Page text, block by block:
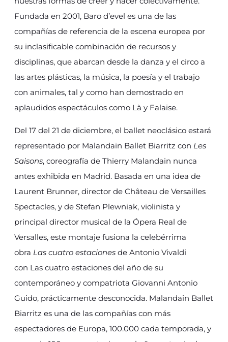
Fundada en 2001, Baro d’evel es una de las
compañías de referencia de la escena europea por
su inclasificable combinación de recursos y
disciplinas, que abarcan desde la danza y el circo a
las artes plásticas, la música, la poesía y el trabajo
con animales, tal y como han demostrado en
aplaudidos espectáculos como Là y Falaise.
Del 17 del 21 de diciembre, el ballet neoclásico estará
representado por Malandain Ballet Biarritz con Les
Saisons, coreografía de Thierry Malandain nunca
antes exhibida en Madrid. Basada en una idea de
Laurent Brunner, director de Château de Versailles
Spectacles, y de Stefan Plewniak, violinista y
principal director musical de la Ópera Real de
Versalles, este montaje fusiona la celebérrima
obra Las cuatro estaciones de Antonio Vivaldi
con Las cuatro estaciones del año de su
contemporáneo y compatriota Giovanni Antonio
Guido, prácticamente desconocida. Malandain Ballet
Biarritz es una de las compañías con más
espectadores de Europa, 100.000 cada temporada, y